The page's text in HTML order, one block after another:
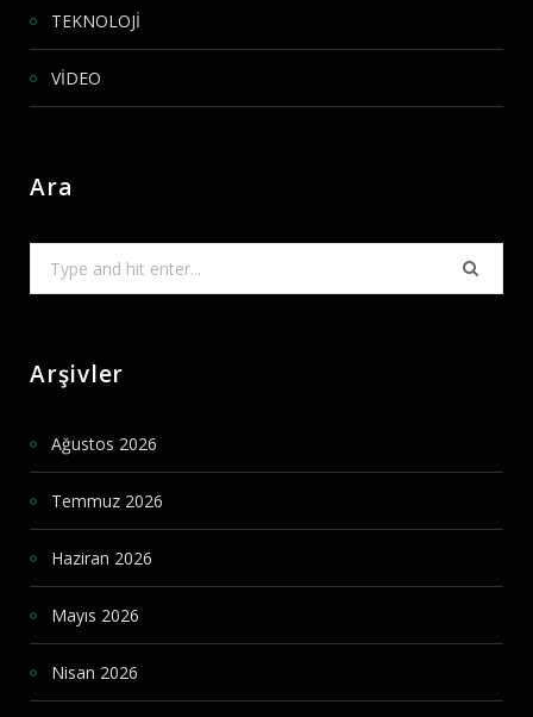
TEKNOLOJİ
VİDEO
Ara
Arşivler
Ağustos 2026
Temmuz 2026
Haziran 2026
Mayıs 2026
Nisan 2026